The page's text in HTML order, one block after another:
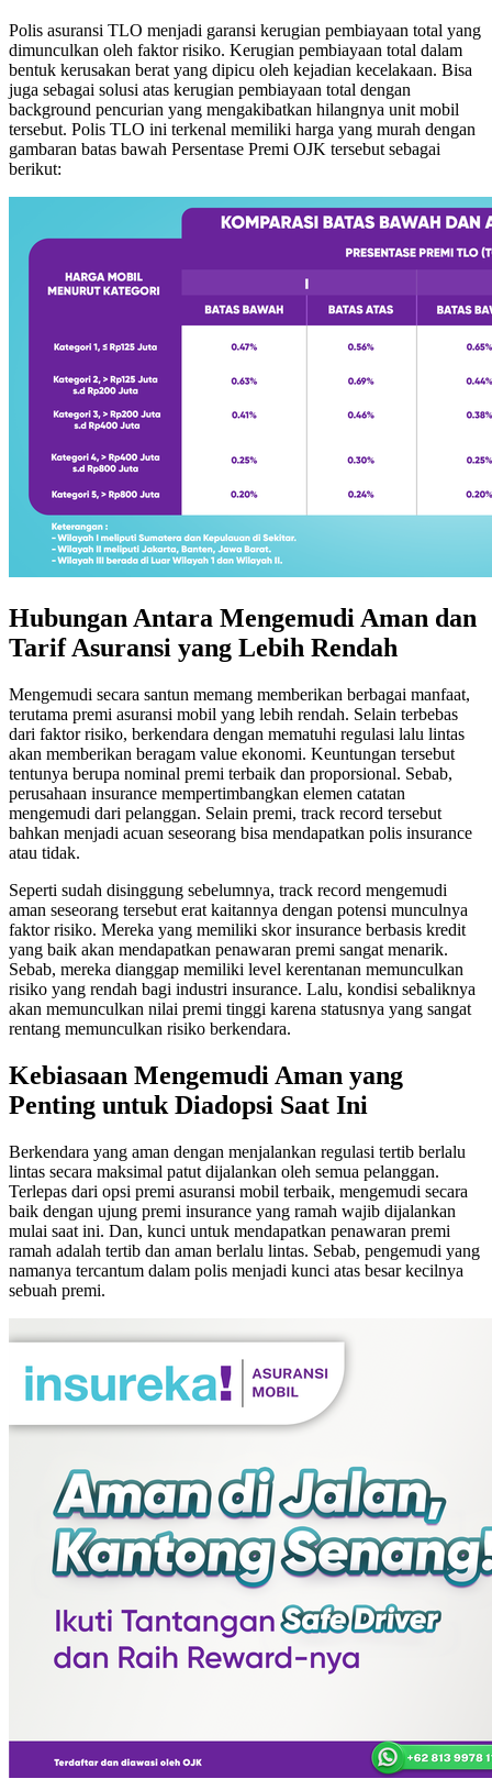
Polis asuransi TLO menjadi garansi kerugian pembiayaan total yang
dimunculkan oleh faktor risiko. Kerugian pembiayaan total dalam
bentuk kerusakan berat yang dipicu oleh kejadian kecelakaan. Bisa
juga sebagai solusi atas kerugian pembiayaan total dengan
background pencurian yang mengakibatkan hilangnya unit mobil
tersebut. Polis TLO ini terkenal memiliki harga yang murah dengan
gambaran batas bawah Persentase Premi OJK tersebut sebagai
berikut:
Hubungan Antara Mengemudi Aman dan
Tarif Asuransi yang Lebih Rendah
Mengemudi secara santun memang memberikan berbagai manfaat,
terutama premi asuransi mobil yang lebih rendah. Selain terbebas
dari faktor risiko, berkendara dengan mematuhi regulasi lalu lintas
akan memberikan beragam value ekonomi. Keuntungan tersebut
tentunya berupa nominal premi terbaik dan proporsional. Sebab,
perusahaan insurance mempertimbangkan elemen catatan
mengemudi dari pelanggan. Selain premi, track record tersebut
bahkan menjadi acuan seseorang bisa mendapatkan polis insurance
atau tidak.
Seperti sudah disinggung sebelumnya, track record mengemudi
aman seseorang tersebut erat kaitannya dengan potensi munculnya
faktor risiko. Mereka yang memiliki skor insurance berbasis kredit
yang baik akan mendapatkan penawaran premi sangat menarik.
Sebab, mereka dianggap memiliki level kerentanan memunculkan
risiko yang rendah bagi industri insurance. Lalu, kondisi sebaliknya
akan memunculkan nilai premi tinggi karena statusnya yang sangat
rentang memunculkan risiko berkendara.
Kebiasaan Mengemudi Aman yang
Penting untuk Diadopsi Saat Ini
Berkendara yang aman dengan menjalankan regulasi tertib berlalu
lintas secara maksimal patut dijalankan oleh semua pelanggan.
Terlepas dari opsi premi asuransi mobil terbaik, mengemudi secara
baik dengan ujung premi insurance yang ramah wajib dijalankan
mulai saat ini. Dan, kunci untuk mendapatkan penawaran premi
ramah adalah tertib dan aman berlalu lintas. Sebab, pengemudi yang
namanya tercantum dalam polis menjadi kunci atas besar kecilnya
sebuah premi.